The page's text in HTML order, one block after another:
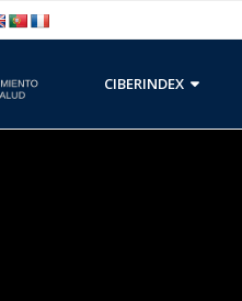
CIBERINDEX